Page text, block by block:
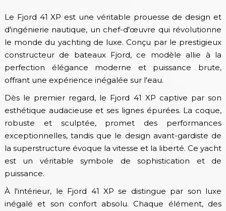
Le Fjord 41 XP est une véritable prouesse de design et
d'ingénierie nautique, un chef-d'œuvre qui révolutionne
le monde du yachting de luxe. Conçu par le prestigieux
constructeur de bateaux Fjord, ce modèle allie à la
perfection élégance moderne et puissance brute,
offrant une expérience inégalée sur l'eau.
Dès le premier regard, le Fjord 41 XP captive par son
esthétique audacieuse et ses lignes épurées. La coque,
robuste et sculptée, promet des performances
exceptionnelles, tandis que le design avant-gardiste de
la superstructure évoque la vitesse et la liberté. Ce yacht
est un véritable symbole de sophistication et de
puissance.
À l'intérieur, le Fjord 41 XP se distingue par son luxe
inégalé et son confort absolu. Chaque élément, des